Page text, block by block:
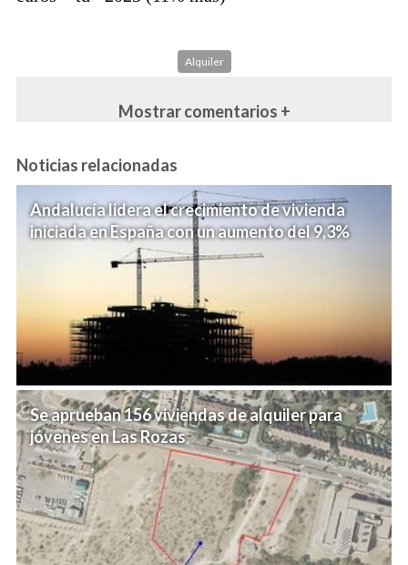
Alquiler
Mostrar comentarios +
Noticias relacionadas
Andalucía lidera el crecimiento de vivienda
iniciada en España con un aumento del 9,3%
Se aprueban 156 viviendas de alquiler para
jóvenes en Las Rozas